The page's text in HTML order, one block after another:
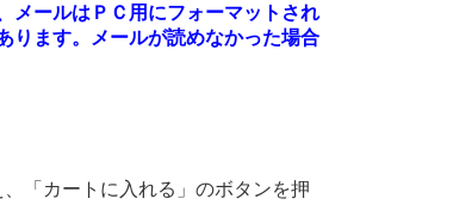
メールはＰＣ用にフォーマットされ
ります。メールが読めなかった場合
「カートに入れる」のボタンを押